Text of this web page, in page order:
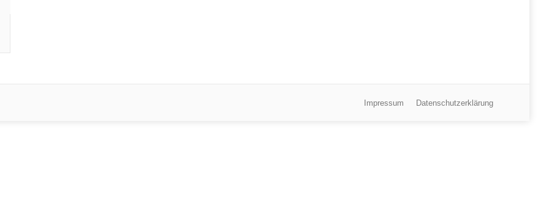
Impressum Datenschutzerklärung